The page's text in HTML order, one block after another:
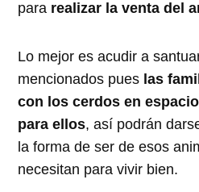
para realizar la venta del
Lo mejor es acudir a
mencionados pues las
con los cerdos en
para ellos, así podrán
la forma de ser de esos
necesitan para vivir bien.